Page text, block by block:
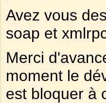
Avez vous
soap et
Merci
moment le
est bloquer à